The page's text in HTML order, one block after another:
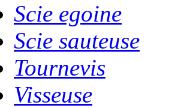
Scie egoine
Scie sauteuse
Tournevis
Visseuse